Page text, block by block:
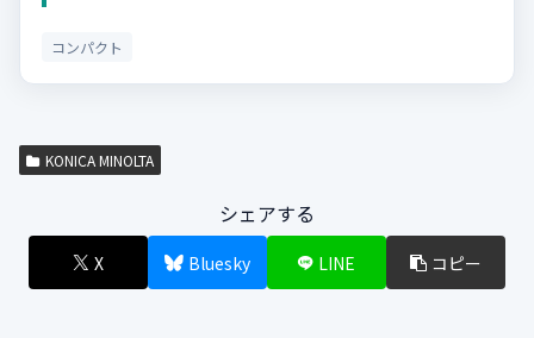
コンパクト
KONICA MINOLTA
シェアする
X Bluesky LINE コピー